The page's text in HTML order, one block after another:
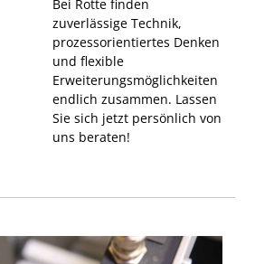
Bei Rotte finden
zuverlässige Technik,
prozessorientiertes Denken
und flexible
Erweiterungsmöglichkeiten
endlich zusammen. Lassen
Sie sich jetzt persönlich von
uns beraten!